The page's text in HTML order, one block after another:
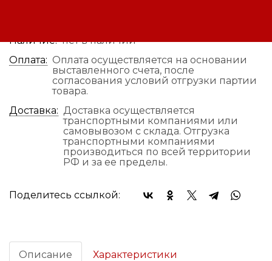
Наличие: нет в наличии
Оплата: Оплата осуществляется на основании
выставленного счета, после
согласования условий отгрузки партии
товара.
Доставка: Доставка осуществляется
транспортными компаниями или
самовывозом с склада. Отгрузка
транспортными компаниями
производиться по всей территории
РФ и за ее пределы.
Поделитесь ссылкой:
Описание Характеристики